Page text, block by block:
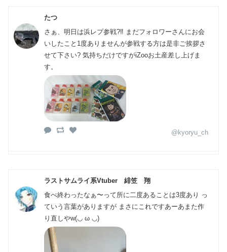
たつ
さぁ、明日は浜レプ参戦?‼️ まだフォロワーさんにお会
いしたこと1度ありませんが参戦する方は是非ご挨拶さ
せて下さい? 気持ちだけですがiZooお土産差し上げま
す。
@kyoryu_ch
ラストサムライ系Vtuber 緋笠 翔
食べ終わったなぁ〜って所に二度あることは3度あり っ
ていう言葉がありますが まさにこれですあーあまた作
り直しやw(⁠◡⁠ ⁠ω⁠ ⁠◡⁠)